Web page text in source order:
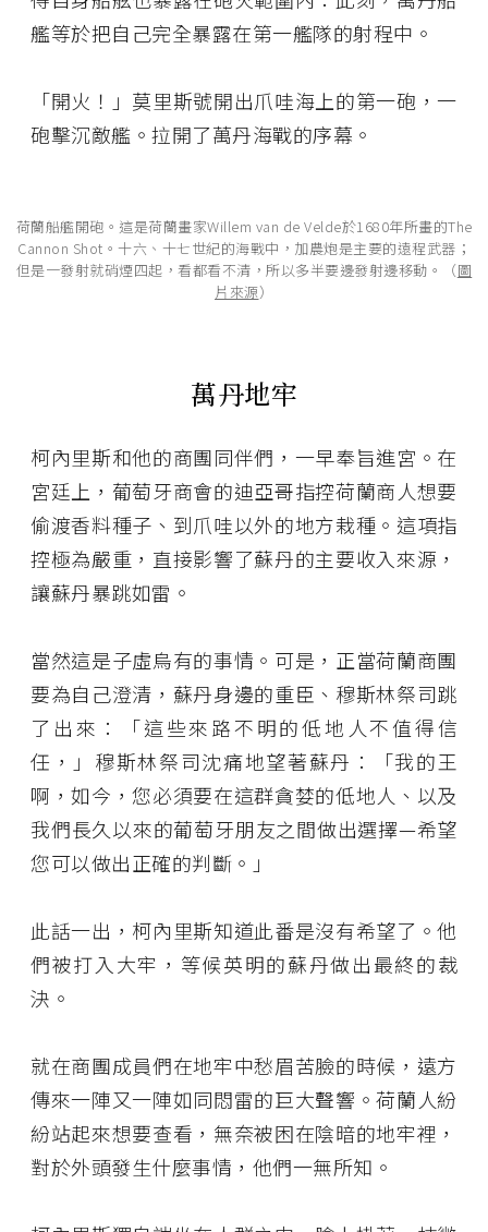
艦等於把自己完全暴露在第一艦隊的射程中。
「開火！」莫里斯號開出爪哇海上的第一砲，一
砲擊沉敵艦。拉開了萬丹海戰的序幕。
荷蘭船艦開砲。這是荷蘭畫家Willem van de Velde於1680年所畫的The
Cannon Shot。十六、十七世紀的海戰中，加農炮是主要的遠程武器；
但是一發射就硝煙四起，看都看不清，所以多半要邊發射邊移動。（圖
片來源）
萬丹地牢
柯內里斯和他的商團同伴們，一早奉旨進宮。在
宮廷上，葡萄牙商會的迪亞哥指控荷蘭商人想要
偷渡香料種子、到爪哇以外的地方栽種。這項指
控極為嚴重，直接影響了蘇丹的主要收入來源，
讓蘇丹暴跳如雷。
當然這是子虛烏有的事情。可是，正當荷蘭商團
要為自己澄清，蘇丹身邊的重臣、穆斯林祭司跳
了出來：「這些來路不明的低地人不值得信
任，」穆斯林祭司沈痛地望著蘇丹：「我的王
啊，如今，您必須要在這群貪婪的低地人、以及
我們長久以來的葡萄牙朋友之間做出選擇—希望
您可以做出正確的判斷。」
此話一出，柯內里斯知道此番是沒有希望了。他
們被打入大牢，等候英明的蘇丹做出最終的裁
決。
就在商團成員們在地牢中愁眉苦臉的時候，遠方
傳來一陣又一陣如同悶雷的巨大聲響。荷蘭人紛
紛站起來想要查看，無奈被困在陰暗的地牢裡，
對於外頭發生什麼事情，他們一無所知。